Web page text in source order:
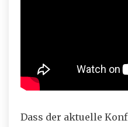
Dass der aktuelle